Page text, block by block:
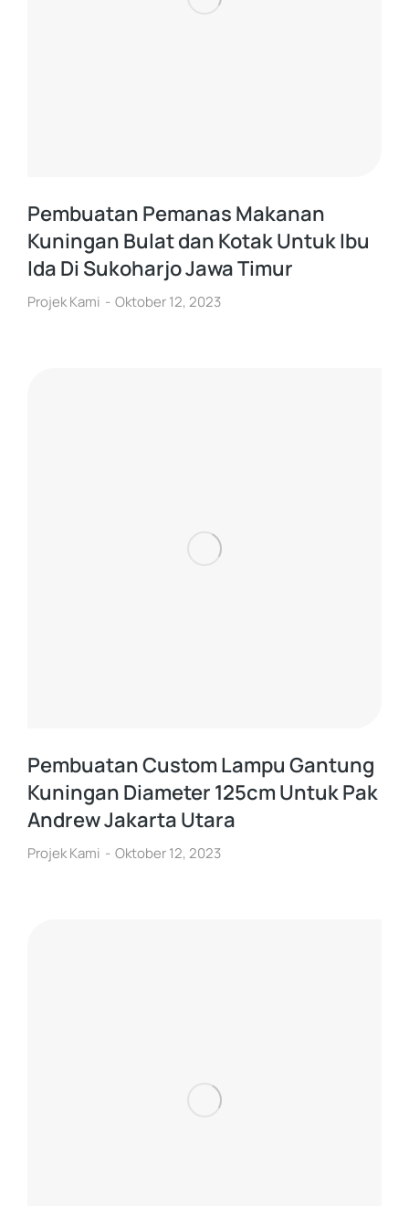
Pembuatan Pemanas Makanan
Kuningan Bulat dan Kotak Untuk Ibu
Ida Di Sukoharjo Jawa Timur
Projek Kami Oktober 12, 2023
Pembuatan Custom Lampu Gantung
Kuningan Diameter 125cm Untuk Pak
Andrew Jakarta Utara
Projek Kami Oktober 12, 2023